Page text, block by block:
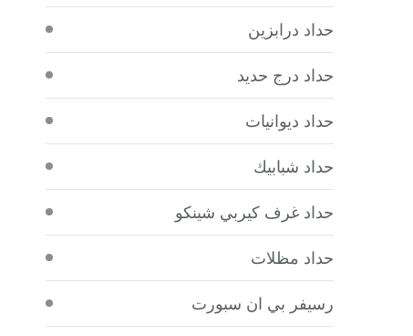
حداد درابزين
حداد درج حديد
حداد ديوانيات
حداد شبابيك
حداد غرف كيربي شينكو
حداد مظلات
رسيفر بي ان سبورت